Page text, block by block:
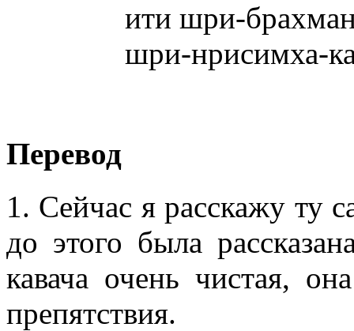
ити шри-
шри-нрисимха-
Перевод
1. Сейчас я расскажу ту
до этого была
кавача очень чистая,
препятствия.